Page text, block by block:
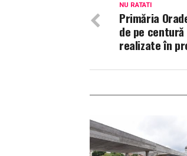
NU RATATI
Primăria
de pe
realizate în